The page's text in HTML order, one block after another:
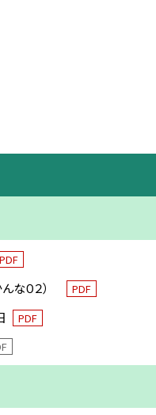
PDF
な０２） PDF
PDF